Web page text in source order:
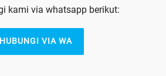
kami via whatsapp berikut:
HUBUNGI VIA WA